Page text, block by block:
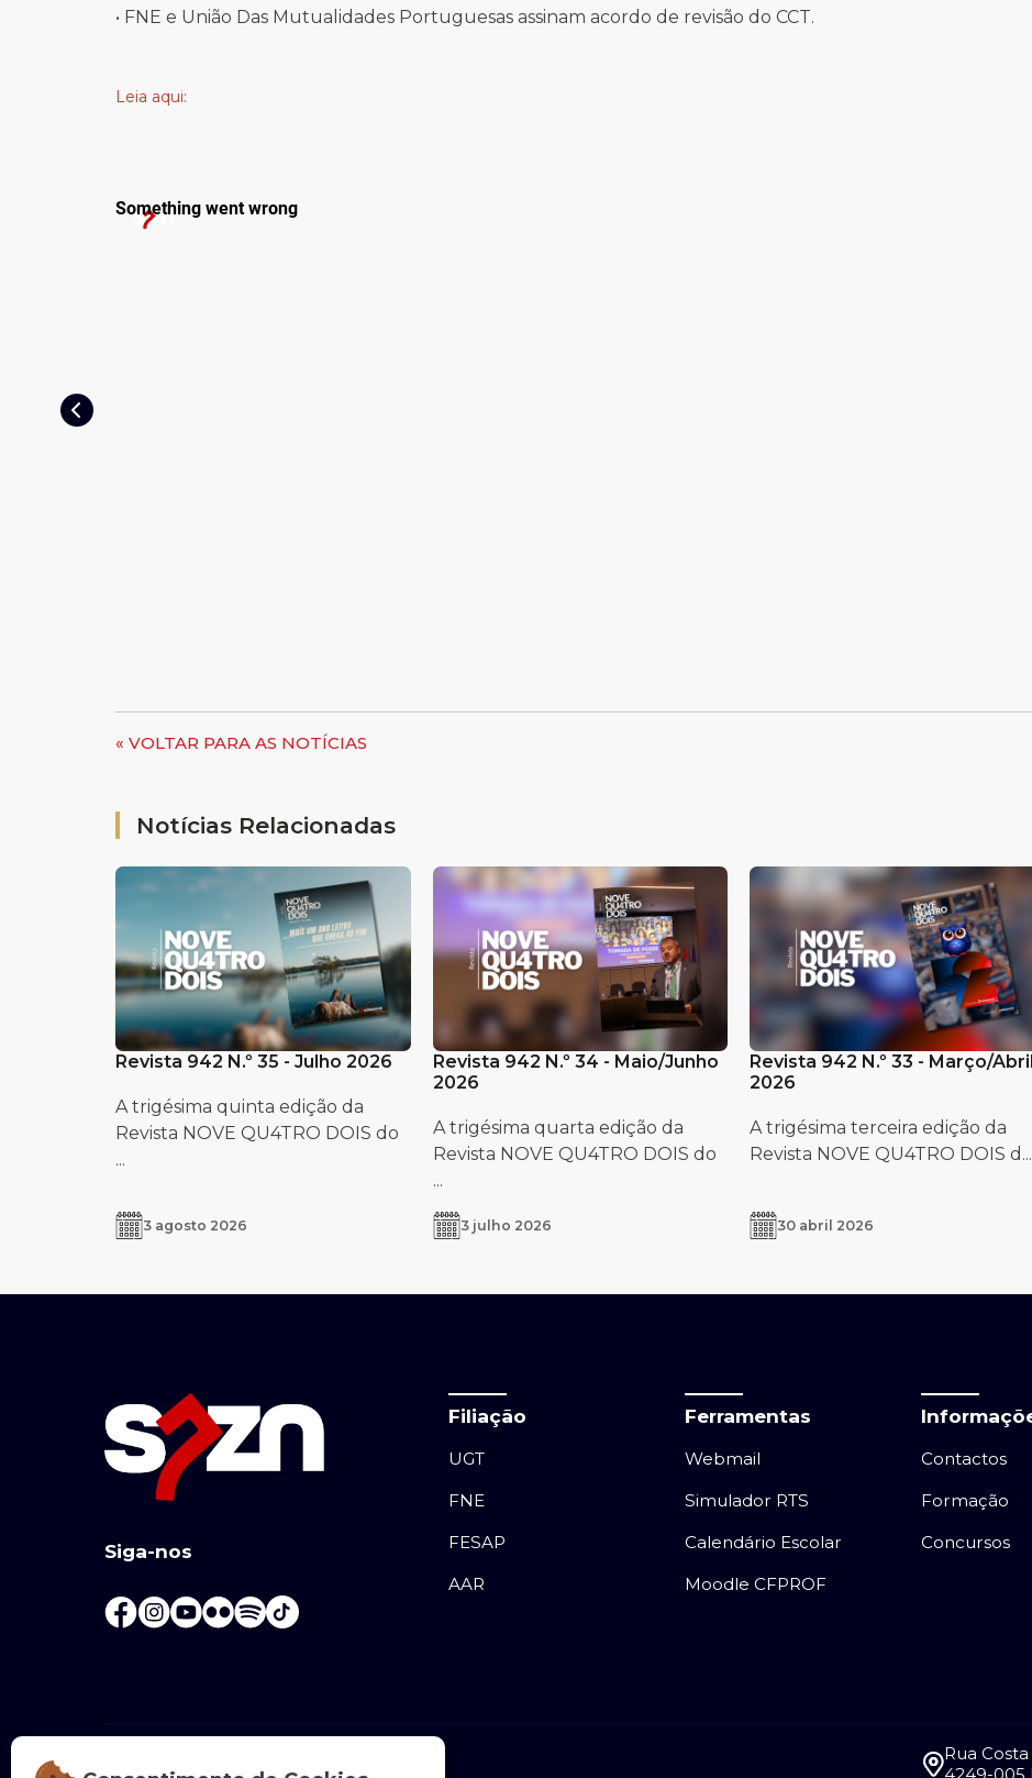
• FNE e União Das Mutualidades Portuguesas assinam acordo de revisão do CCT.
Leia aqui:
« VOLTAR PARA AS NOTÍCIAS
Notícias Relacionadas
Revista 942 N.º 35 - Julho 2026
A trigésima quinta edição da
Revista NOVE QU4TRO DOIS do
...
3 agosto 2026
Revista 942 N.º 34 - Maio/Junho
2026
A trigésima quarta edição da
Revista NOVE QU4TRO DOIS do
...
3 julho 2026
Revista 942 N.º 33 - Março/Abril
2026
A trigésima terceira edição da
Revista NOVE QU4TRO DOIS d...
30 abril 2026
Siga-nos
Filiação
UGT
FNE
FESAP
AAR
Ferramentas
Webmail
Simulador RTS
Calendário Escolar
Moodle CFPROF
Contactos
Formação
Concursos
Rua